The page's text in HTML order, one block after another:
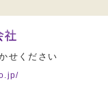
せください